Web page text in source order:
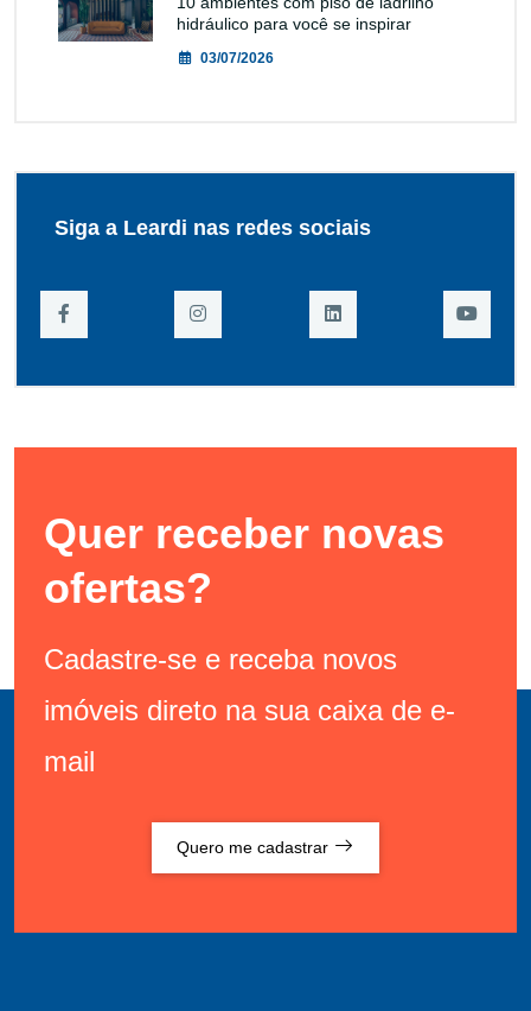
hidráulico para você se inspirar
03/07/2026
Siga a Leardi nas redes sociais
Quer receber novas
ofertas?
Cadastre-se e receba novos
imóveis direto na sua caixa de e-
mail
Quero me cadastrar